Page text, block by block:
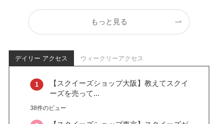
もっと見る
デイリー アクセス ウィークリーアクセス
【スクイーズショップ大阪】教えてスクイ
ーズを売って...
38件のビュー